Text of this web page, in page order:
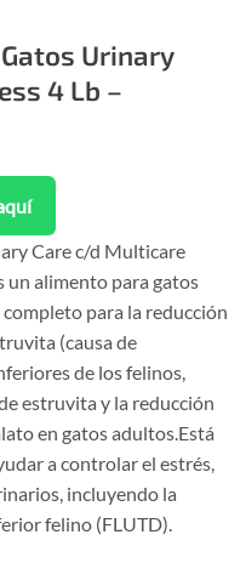
Urinary
4 Lb –
Care c/d Multicare
un alimento para gatos
para la reducción
(causa de
de los felinos,
estruvita y la reducción
en gatos adultos.Está
a controlar el estrés,
incluyendo la
felino (FLUTD).